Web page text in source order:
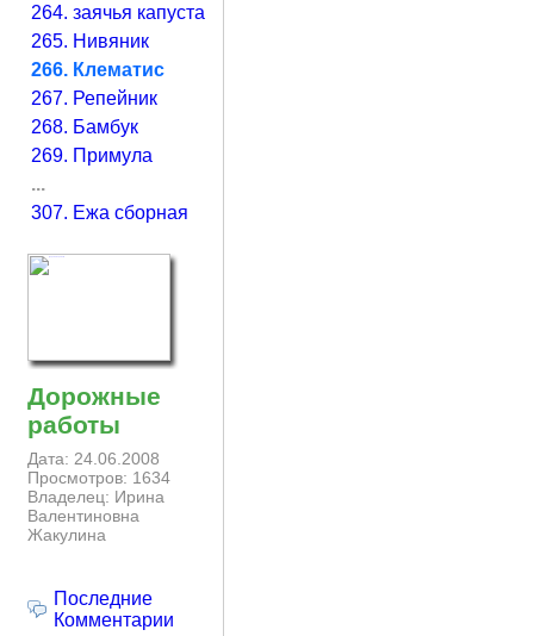
264. заячья капуста
265. Нивяник
266. Клематис
267. Репейник
268. Бамбук
269. Примула
...
307. Ежа сборная
Дорожные
работы
Дата: 24.06.2008
Просмотров: 1634
Владелец: Ирина
Валентиновна
Жакулина
Последние
Комментарии